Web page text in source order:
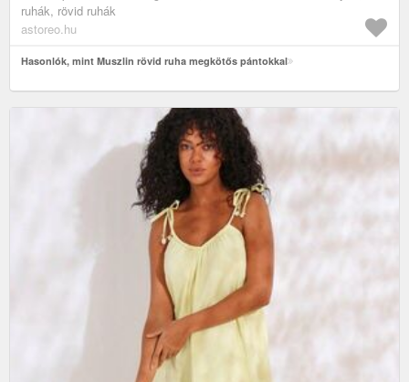
ruhák, rövid ruhák
astoreo.hu
Hasonlók, mint Muszlin rövid ruha megkötős pántokkal